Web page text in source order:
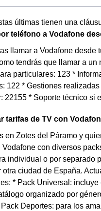
últimas tienen una
teléfono a Vodafone
llamar a Vodafone desde
tendrás que llamar a un
particulares: 123 *
122 * Gestiones
22155 * Soporte técnico si
tarifas de TV con
en Zotes del Páramo y
Vodafone con diversos
individual o por separado
otra ciudad de España.
* Pack Universal:
organizado por
Deportes: para los